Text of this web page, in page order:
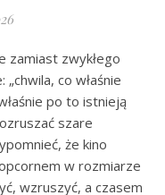
zamiast zwykłego
„chwila, co właśnie
po to istnieją
szare
że kino
w rozmiarze
wzruszyć, a czasem